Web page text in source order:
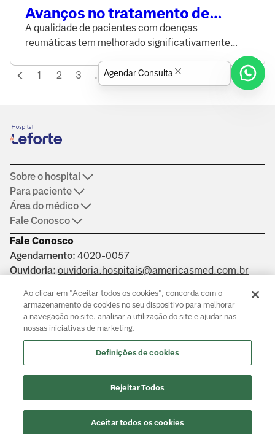
Avanços no tratamento de
doenças reumáticas garantem
maior qualidade de vida aos
A qualidade de pacientes com doenças
reumáticas tem melhorado significativamente
graças à evolução dos tratamentos. Leia no site do
Grupo Leforte.
1 2 3 ... 35 36 37 ... 44
Fale Conosco
Agendamento: 4020-0057
Ouvidoria: ouvidoria.hospitais@americasmed.com.br
Saber mais
Sobre o hospital
Para paciente
Área do médico
Fale Conosco
Responsáveis técnicos: Alphaville: Dr. João Paulo Muaccad Gama
135237
Agendar Consulta
Ao clicar em "Aceitar todos os cookies", concorda com o
armazenamento de cookies no seu dispositivo para melhorar
a navegação no site, analisar a utilização do site e ajudar nas
nossas iniciativas de marketing.
Definições de cookies
Rejeitar Todos
Aceitar todos os cookies